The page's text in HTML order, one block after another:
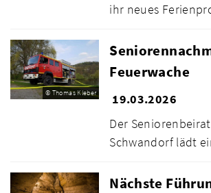
ihr neues
© Thomas Kleber
Feuerwache
19.03.2026
Der
Schwandorf lädt
Nächste